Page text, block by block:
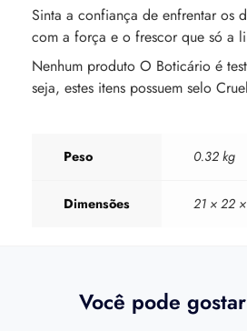
Sinta a confiança de enfrentar os
com a força e o frescor que só a
Nenhum produto O Boticário é
seja, estes itens possuem selo
Peso 0.32 kg
Dimensões 21 × 22
Você pode